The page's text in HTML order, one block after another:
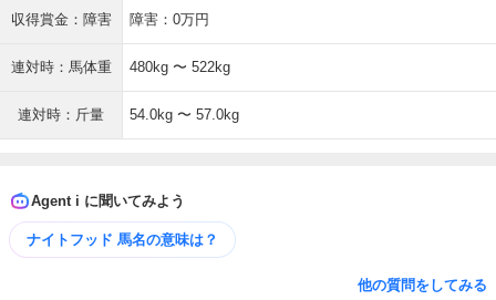
収得賞金：障害 障害：0万円
連対時：馬体重 480kg 〜 522kg
連対時：斤量 54.0kg 〜 57.0kg
Agent i に聞いてみよう
ナイトフッド 馬名の意味は？
他の質問をしてみる